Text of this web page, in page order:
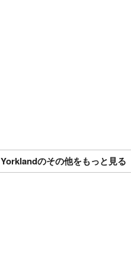
Yorklandのその他をもっと見る